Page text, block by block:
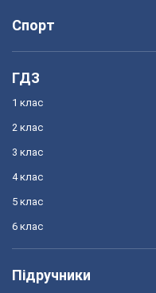
Спорт
ГДЗ
1 клас
2 клас
3 клас
4 клас
5 клас
6 клас
Підручники